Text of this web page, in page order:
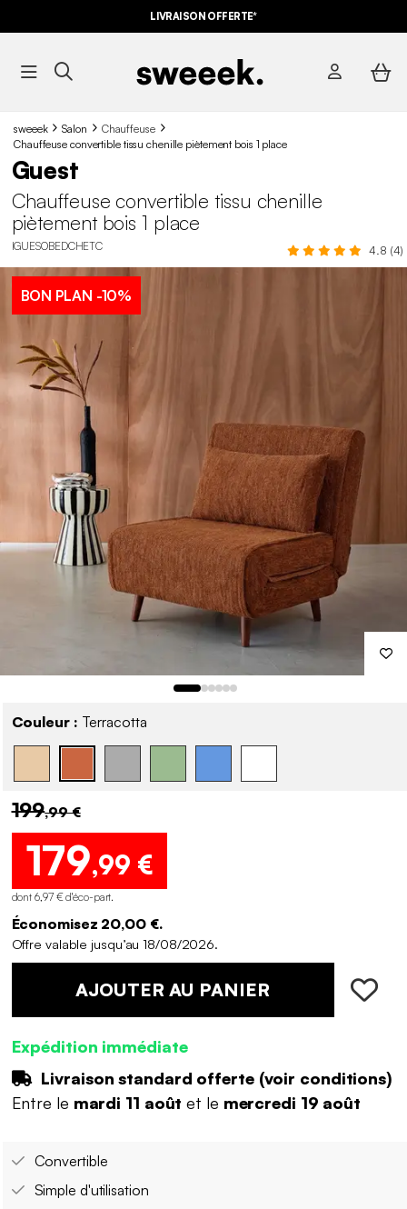
LIVRAISON OFFERTE*
sweeek Salon
Chauffeuse
Chauffeuse convertible tissu chenille piètement bois 1 place
Guest
Chauffeuse convertible tissu chenille
piètement bois 1 place
IGUESOBEDCHETC 4.8 (4)
BON PLAN -10%
Couleur : Terracotta
199,99 €
179,99 €
dont 6,97 € d'éco-part.
Économisez 20,00 €.
Offre valable jusqu’au 18/08/2026.
AJOUTER AU PANIER
Expédition immédiate
Livraison standard offerte (voir conditions)
Entre le mardi 11 août et le mercredi 19 août
Convertible
Simple d'utilisation